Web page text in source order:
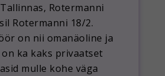
Rotermanni
Rotermanni 18/2.
on nii omanäoline ja
ka kaks privaatset
mulle kohe väga